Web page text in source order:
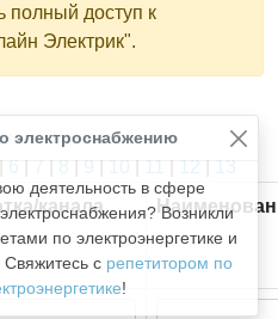
полный доступ к
Электрик".
электроснабжению
деятельность в сфере
Возникли
по электроэнергетике и
Свяжитесь с репетитором по
!
366записей.
| 6 | 7 | 8 | 9 | 10 | 11 | 12 | 13
канала